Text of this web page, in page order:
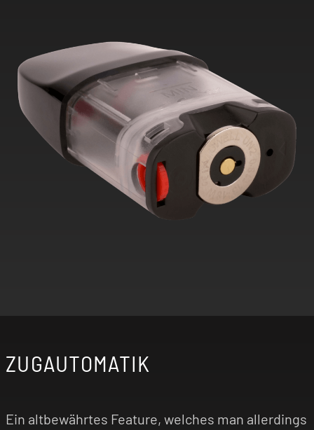
ZUGAUTOMATIK
Ein altbewährtes Feature, welches man allerdings